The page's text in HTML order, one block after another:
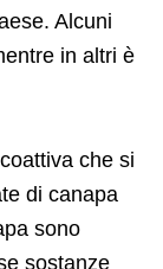
Alcuni
in altri è
che si
di canapa
sono
sostanze